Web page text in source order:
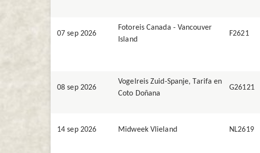
07 sep 2026
Fotoreis Canada - Vancouver
Island
F2621
08 sep 2026
Vogelreis Zuid-Spanje, Tarifa en
Coto Doñana
G26121
14 sep 2026 Midweek Vlieland NL2619